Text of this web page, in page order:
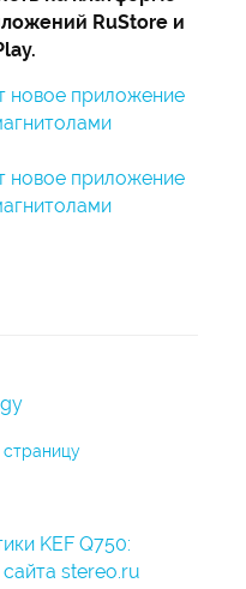
RuStore и
KEF Q750:
stereo.ru